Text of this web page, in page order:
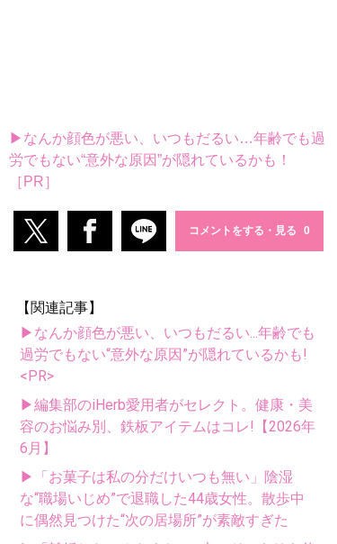
▶なんか顔色が悪い、いつもだるい…年齢でも過
労でもない“意外な原因”が隠れているかも！
［PR］
コメントをする・見る
【関連記事】
▶なんか顔色が悪い、いつもだるい...年齢でも
過労でもない“意外な原因”が隠れているかも!
<PR>
▶編集部のiHerb愛用者がセレクト。健康・美
容のお悩み別、鉄板アイテムはコレ!【2026年
6月】
▶「お菓子は私の分だけいつも無い」陰湿
な“職場いじめ”で退職した44歳女性。散歩中
に偶然見つけた“次の居場所”が素敵すぎた